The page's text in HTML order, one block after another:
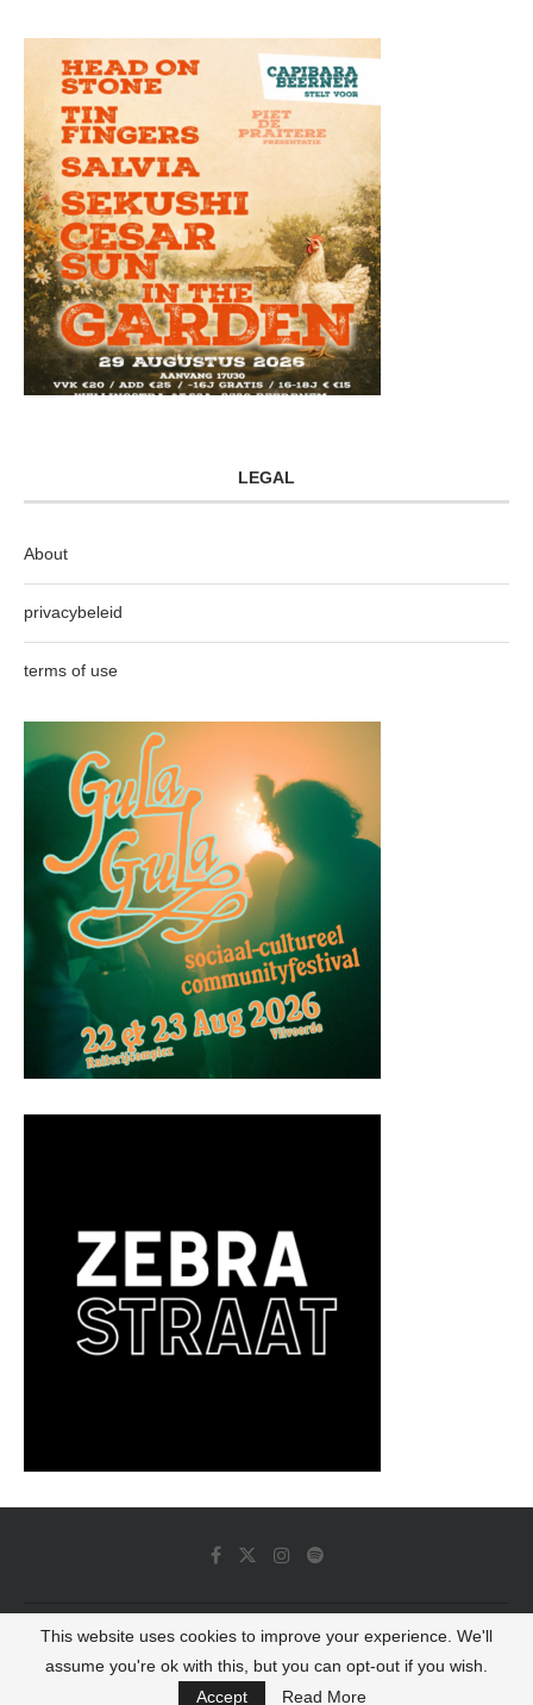
LEGAL
About
privacybeleid
terms of use
© 2022 - Luminous Dash All Rights Reserved
BACK TO TOP
This website uses cookies to improve your experience. We'll
assume you're ok with this, but you can opt-out if you wish.
Accept
Read More